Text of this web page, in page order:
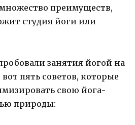
преимуществ,
студия йоги или
занятия йогой на
пять советов, которые
свою йога-
природы: